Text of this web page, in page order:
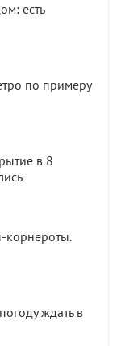
есть
по примеру
в 8
корнероты.
ждать в